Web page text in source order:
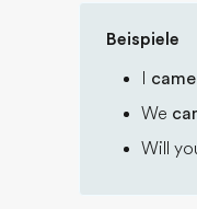
Beispiele
We
Will